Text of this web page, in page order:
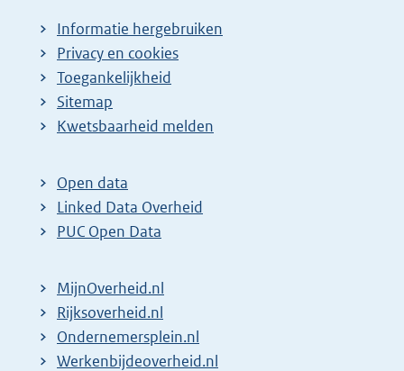
Informatie hergebruiken
Privacy en cookies
Toegankelijkheid
Sitemap
E
t
e
r
l
i
n
Kwetsbaarheid melden
Open data
Linked Data Overheid
PUC Open Data
MijnOverheid.nl
E
x
t
Rijksoverheid.nl
E
x
Ondernemersplein.nl
E
Werkenbijdeoverheid.nl